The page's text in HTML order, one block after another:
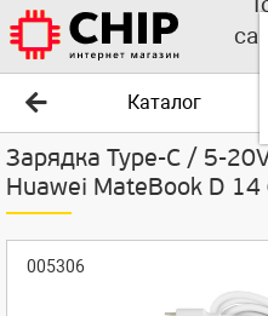
Каталог
Зарядка Type-C / 5-
Huawei MateBook D 14
005306